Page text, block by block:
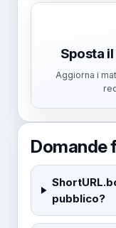
Sposta
Aggiorna i
Domande
pubblico?